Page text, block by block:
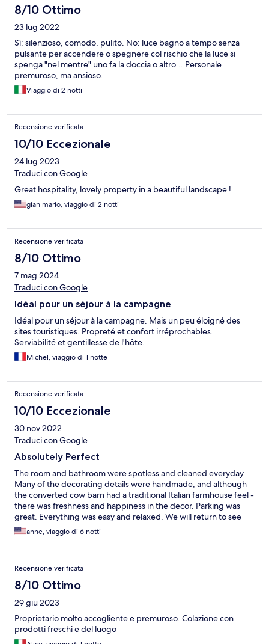
8/10 Ottimo
23 lug 2022
Sì: silenzioso, comodo, pulito. No: luce bagno a tempo senza
pulsante per accendere o spegnere col rischio che la luce si
spenga "nel mentre" uno fa la doccia o altro... Personale
premuroso, ma ansioso.
Viaggio di 2 notti
Recensione verificata
10/10 Eccezionale
24 lug 2023
Traduci con Google
Great hospitality, lovely property in a beautiful landscape !
gian mario, viaggio di 2 notti
Recensione verificata
8/10 Ottimo
7 mag 2024
Traduci con Google
Idéal pour un séjour à la campagne
Idéal pour un séjour à la campagne. Mais un peu éloigné des
sites touristiques. Propreté et confort irréprochables.
Serviabilité et gentillesse de l'hôte.
Michel, viaggio di 1 notte
Recensione verificata
10/10 Eccezionale
30 nov 2022
Traduci con Google
Absolutely Perfect
The room and bathroom were spotless and cleaned everyday.
Many of the decorating details were handmade, and although
the converted cow barn had a traditional Italian farmhouse feel -
there was freshness and happiness in the decor. Parking was
great. Everything was easy and relaxed. We will return to see
the abundant wisteria and mulberry tree - and hopefully have a
lazy breakfast in the garden. Northern Italy was damp and cold
The hosts have a genuine interest in pleasing people, and they
even plotted day itineraries for us- and we really enjoyed
Treviso. The location is near the highway but we needed GPS to
get there (especially in the dark).
anne, viaggio di 6 notti
Recensione verificata
8/10 Ottimo
29 giu 2023
Proprietario molto accogliente e premuroso. Colazione con
prodotti freschi e del luogo